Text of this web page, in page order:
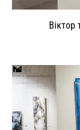
Віктор